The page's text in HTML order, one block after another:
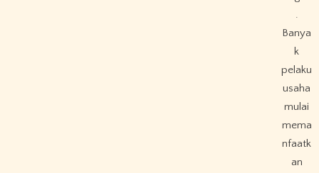
.
Banya
k
pelaku
usaha
mulai
mema
nfaatk
an